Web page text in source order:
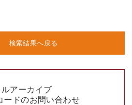
検索結果へ戻る
アーカイブ
ードのお問い合わせ